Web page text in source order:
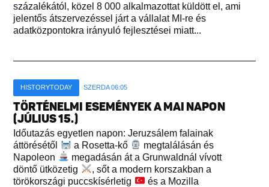
százalékától, közel 8 000 alkalmazottat küldött el, ami
jelentős átszervezéssel járt a vállalat MI-re és
adatközpontokra irányuló fejlesztései miatt...
HISTORYTODAY SZERDA 06:05
TÖRTÉNELMI ESEMÉNYEK A MAI NAPON
(JÚLIUS 15.)
Időutazás egyetlen napon: Jeruzsálem falainak
áttörésétől
a Rosetta-kő
megtalálásán és
Napoleon
megadásán át a Grunwaldnál vívott
döntő ütközetig
, sőt a modern korszakban a
törökországi puccskísérletig
és a Mozilla